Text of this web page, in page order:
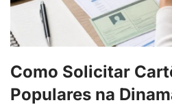
Como Solicitar
Populares na